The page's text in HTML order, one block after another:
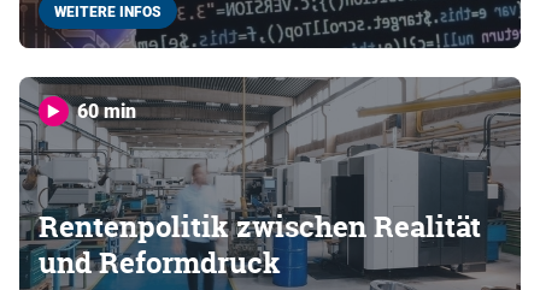
WEITERE INFOS
60 min
Rentenpolitik zwischen Realität
und Reformdruck